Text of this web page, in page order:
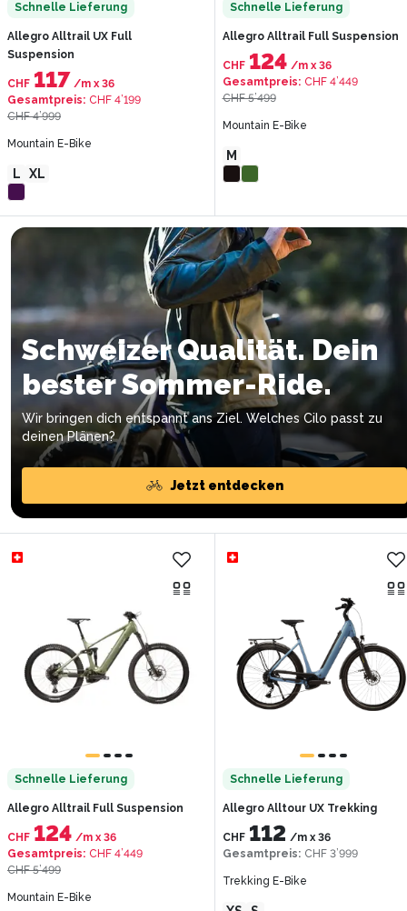
Schnelle Lieferung
Allegro Alltrail UX Full
Suspension
CHF 117 /m x 36
Gesamtpreis: CHF 4’199
CHF 4’999
Mountain E-Bike
L XL
Schnelle Lieferung
Allegro Alltrail Full Suspension
CHF 124 /mx 36
Gesamtpreis: CHF 4’449
CHF 5’499
Mountain E-Bike
M
Schweizer Qualität. Dein
bester Sommer-Ride.
Wir bringen dich entspannt ans Ziel. Welches Cilo passt zu
deinen Plänen?
Jetzt entdecken
Schnelle Lieferung
Allegro Alltrail Full Suspension
CHF 124 /m x 36
Gesamtpreis: CHF 4’449
CHF 5’499
Mountain E-Bike
Schnelle Lieferung
Allegro Alltour UX Trekking
CHF 112 /mx 36
Gesamtpreis: CHF 3’999
Trekking E-Bike